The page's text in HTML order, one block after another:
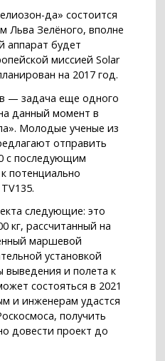
да» состоится
Льва Зелёного, вполне
аппарат будет
миссией Solar
на 2017 год.
— задача еще одного
данный момент в
Молодые ученые из
отправить
с последующим
потенциально
следующие: это
кг, рассчитанный на
маршевой
установкой
выведения и полета к
состояться в 2021
и инженерам удастся
получить
довести проект до